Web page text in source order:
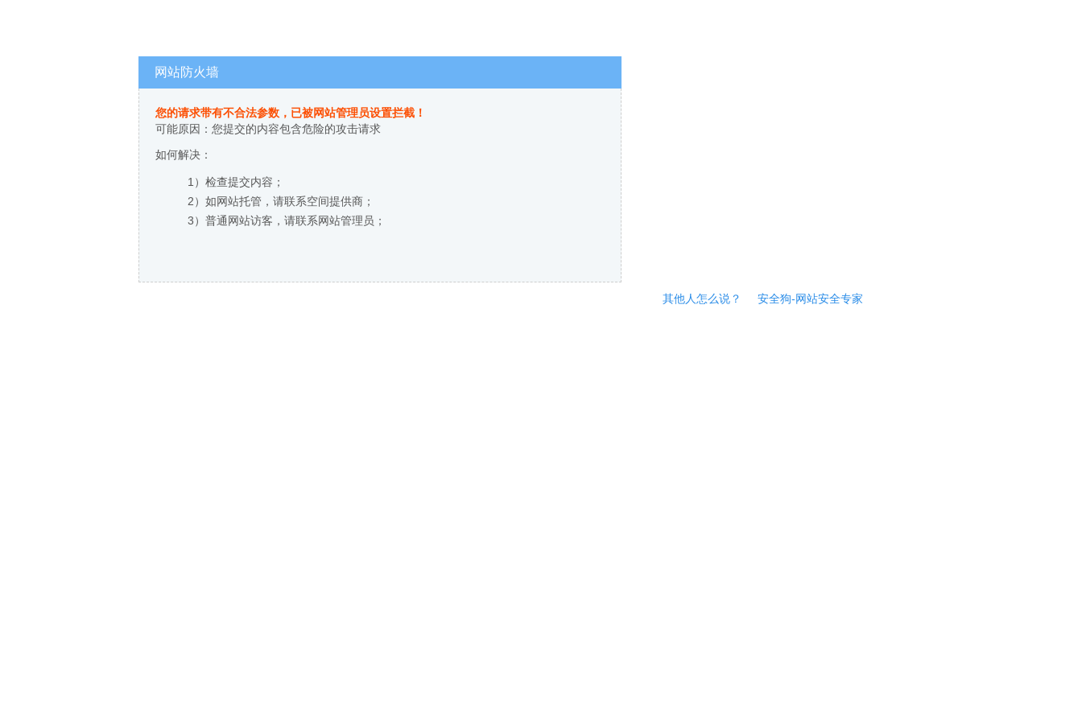
网站防火墙
您的请求带有不合法参数，已被网站管理员设置拦截！
可能原因：您提交的内容包含危险的攻击请求
如何解决：
1）检查提交内容；
2）如网站托管，请联系空间提供商；
3）普通网站访客，请联系网站管理员；
其他人怎么说？ 安全狗-网站安全专家